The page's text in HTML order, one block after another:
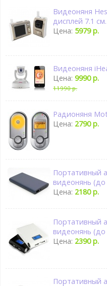
Видеоняня
дисплей 7.1 см.
Цена: 5979 р.
Видеоняня
Цена:9990 р.
11990 р.
Радионяня
Цена: 2790 р.
Портативный
видеонянь (до
Цена: 2180 р.
Портативный
видеонянь (до
Цена: 2390 р.
Портативный